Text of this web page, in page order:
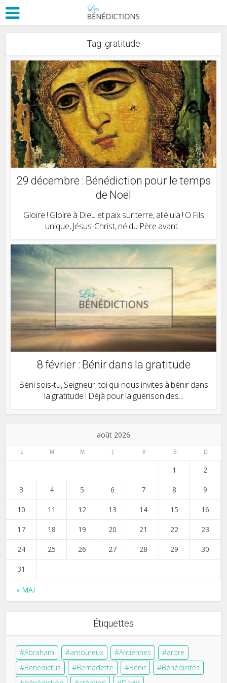
Tag :gratitude
29 décembre : Bénédiction pour le temps
de Noël
Gloire ! Gloire à Dieu et paix sur terre, alléluia ! O Fils
unique, Jésus-Christ, né du Père avant...
8 février : Bénir dans la gratitude
Béni sois-tu, Seigneur, toi qui nous invites à bénir dans
la gratitude ! Déjà pour la guérison des...
août 2026
L M M J V S D
« MAI
1 2
3 4 5 6 7 8 9
10 11 12 13 14 15 16
17 18 19 20 21 22 23
24 25 26 27 28 29 30
31
Étiquettes
Abraham amoureux Antiennes
arbre
Benedictus
Bernadette Bénir
Bénédicités